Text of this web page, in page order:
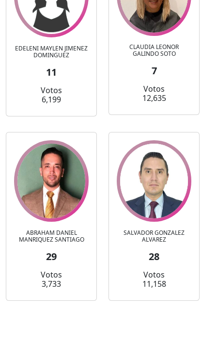
EDELENI MAYLEN JIMENEZ
DOMINGUEZ
11
Votos
6,199
CLAUDIA LEONOR
GALINDO SOTO
7
Votos
12,635
ABRAHAM DANIEL
MANRIQUEZ SANTIAGO
29
Votos
3,733
SALVADOR GONZALEZ
ALVAREZ
28
Votos
11,158